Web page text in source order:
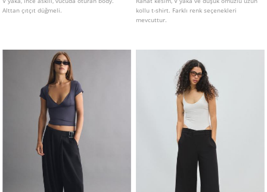
Alttan çıtçıt düğmeli.
kollu t-shirt. Farklı renk seçenekleri
mevcuttur.